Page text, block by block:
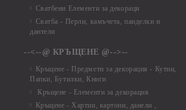
Сватбени Елементи за декораци
Сватба - Перли, камъчета, панделки и
дантели
--<--@ КРЪЩЕНЕ @-->--
Кръщене - Предмети за декорация - Кутии,
Папки, Бутилки, Книги
Кръщене - Елементи за декорация
Кръщене - Хартии, картони, данели ,